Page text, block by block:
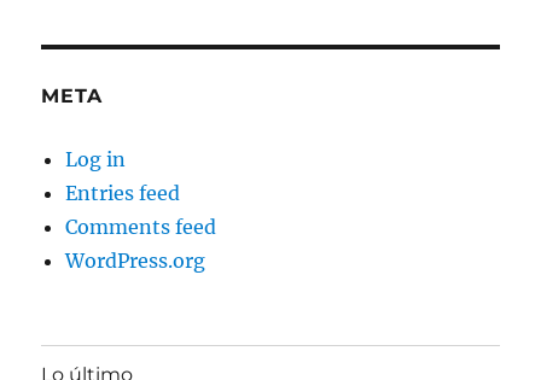
META
Log in
Entries feed
Comments feed
WordPress.org
Lo último